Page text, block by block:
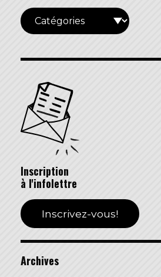
Inscription
à l'infolettre
Inscrivez-vous!
Archives